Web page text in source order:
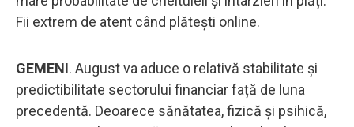
Fii extrem de atent când plătești online.
GEMENI. August va aduce o relativă stabilitate și
predictibilitate sectorului financiar față de luna
precedentă. Deoarece sănătatea, fizică și psihică,